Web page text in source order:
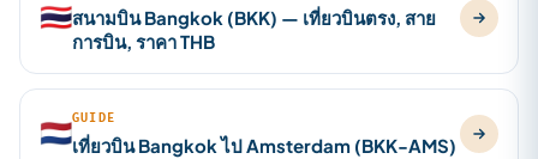
🇹🇭สนามบิน Bangkok (BKK) — เที่ยวบินตรง, สาย
การบิน, ราคา THB
🇳🇱GUIDE
เที่ยวบิน Bangkok ไป Amsterdam (BKK-AMS)